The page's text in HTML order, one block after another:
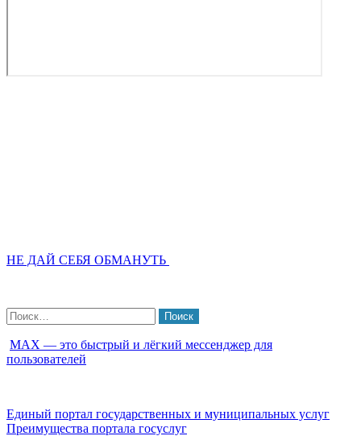
НЕ ДАЙ СЕБЯ ОБМАНУТЬ
Найти:
МАХ — это быстрый и лёгкий мессенджер для
пользователей
Единый портал государственных и муниципальных услуг
Преимущества портала госуслуг